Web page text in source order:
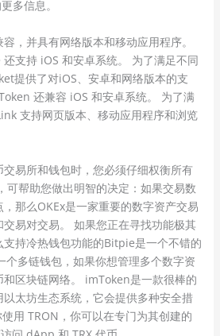
多信息。
，并具有网络版本和移动应用程序。
支持 iOS 和安卓系统。 为了满足不同
提供了对iOS、安卓和网络版本的支
还兼容 iOS 和安卓系统。 为了满
支持网页版本、移动应用程序和浏览
易所和钱包时，您必须仔细权衡所有
可帮助您做出明智的决定：如果交易数
那么OKEx是一家重要的数字资产交易
易对交易。 如果您正在寻找功能极其
持冷热钱包功能的Bitpie是一个不错的
个多链钱包，如果你想管理多个数字资
区块链网络。 imToken是一款很棒的
太坊生态系统，它会提供多种安全措
用 TRON，你可以在专门为其创建的